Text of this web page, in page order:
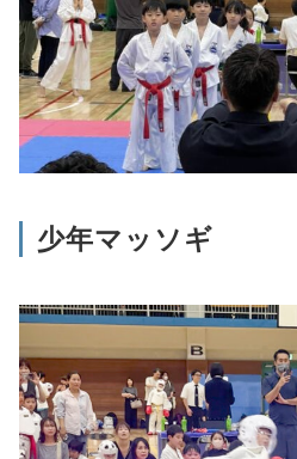
少年マッソギ